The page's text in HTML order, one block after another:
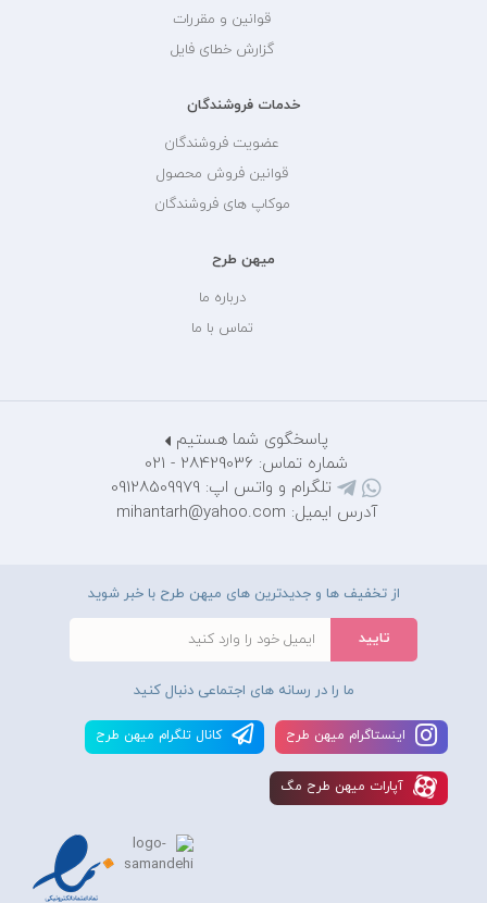
قوانین و مقررات
گزارش خطای فایل
خدمات فروشندگان
عضویت فروشندگان
قوانین فروش محصول
موکاپ های فروشندگان
میهن طرح
درباره ما
تماس با ما
پاسخگوی شما هستیم
شماره تماس: 28429036 - 021
تلگرام و واتس اپ: 09128509979
آدرس ایمیل: mihantarh@yahoo.com
از تخفیف ها و جدیدترین های میهن طرح با خبر شوید
ما را در رسانه های اجتماعی دنبال کنید
اينستاگرام ميهن طرح کانال تلگرام ميهن طرح
آپارات ميهن طرح مگ